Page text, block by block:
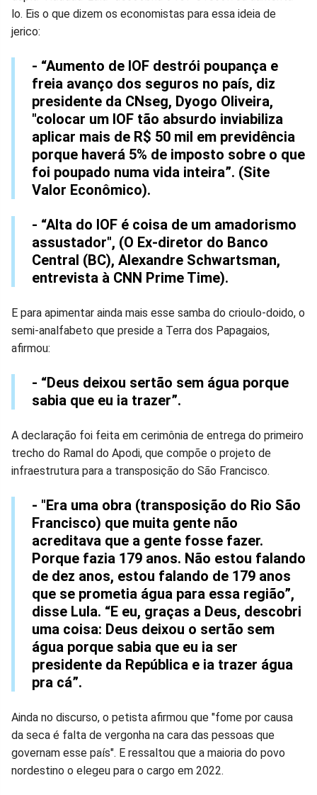
lo. Eis o que dizem os economistas para essa ideia de
jerico:
- “Aumento de IOF destrói poupança e
freia avanço dos seguros no país, diz
presidente da CNseg, Dyogo Oliveira,
"colocar um IOF tão absurdo inviabiliza
aplicar mais de R$ 50 mil em previdência
porque haverá 5% de imposto sobre o que
foi poupado numa vida inteira”. (Site
Valor Econômico).
- “Alta do IOF é coisa de um amadorismo
assustador", (O Ex-diretor do Banco
Central (BC), Alexandre Schwartsman,
entrevista à CNN Prime Time).
E para apimentar ainda mais esse samba do crioulo-doido, o
semi-analfabeto que preside a Terra dos Papagaios,
afirmou:
- “Deus deixou sertão sem água porque
sabia que eu ia trazer”.
A declaração foi feita em cerimônia de entrega do primeiro
trecho do Ramal do Apodi, que compõe o projeto de
infraestrutura para a transposição do São Francisco.
- "Era uma obra (transposição do Rio São
Francisco) que muita gente não
acreditava que a gente fosse fazer.
Porque fazia 179 anos. Não estou falando
de dez anos, estou falando de 179 anos
que se prometia água para essa região”,
disse Lula. “E eu, graças a Deus, descobri
uma coisa: Deus deixou o sertão sem
água porque sabia que eu ia ser
presidente da República e ia trazer água
pra cá”.
Ainda no discurso, o petista afirmou que "fome por causa
da seca é falta de vergonha na cara das pessoas que
governam esse país". E ressaltou que a maioria do povo
nordestino o elegeu para o cargo em 2022.